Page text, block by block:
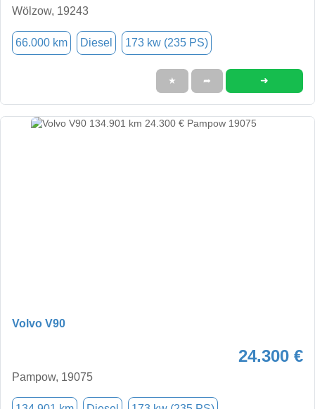
Wölzow, 19243
66.000 km Diesel 173 kw (235 PS)
★ ➦ ➜
Volvo V90
24.300 €
Pampow, 19075